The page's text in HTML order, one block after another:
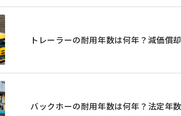
トレーラーの耐用年数は何年？減価償
バックホーの耐用年数は何年？法定年